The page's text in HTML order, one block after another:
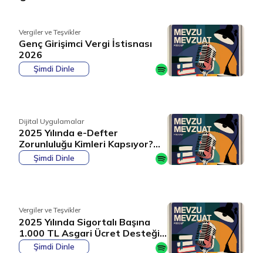
Vergiler ve Teşvikler
Genç Girişimci Vergi İstisnası
2026
Şimdi Dinle
Dijital Uygulamalar
2025 Yılında e-Defter
Zorunluluğu Kimleri Kapsıyor?
Son Başvuru Ne Zaman?
Şimdi Dinle
Vergiler ve Teşvikler
2025 Yılında Sigortalı Başına
1.000 TL Asgari Ücret Desteği
Hakkında Tüm Detaylar
Şimdi Dinle